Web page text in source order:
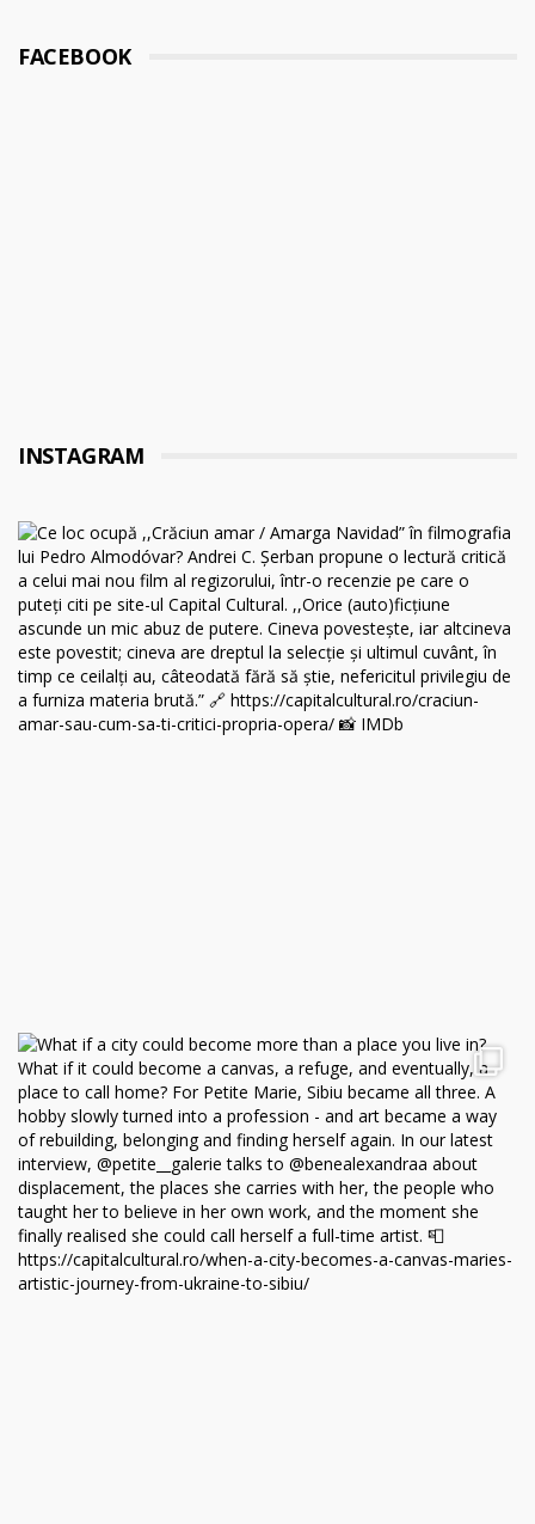
FACEBOOK
INSTAGRAM